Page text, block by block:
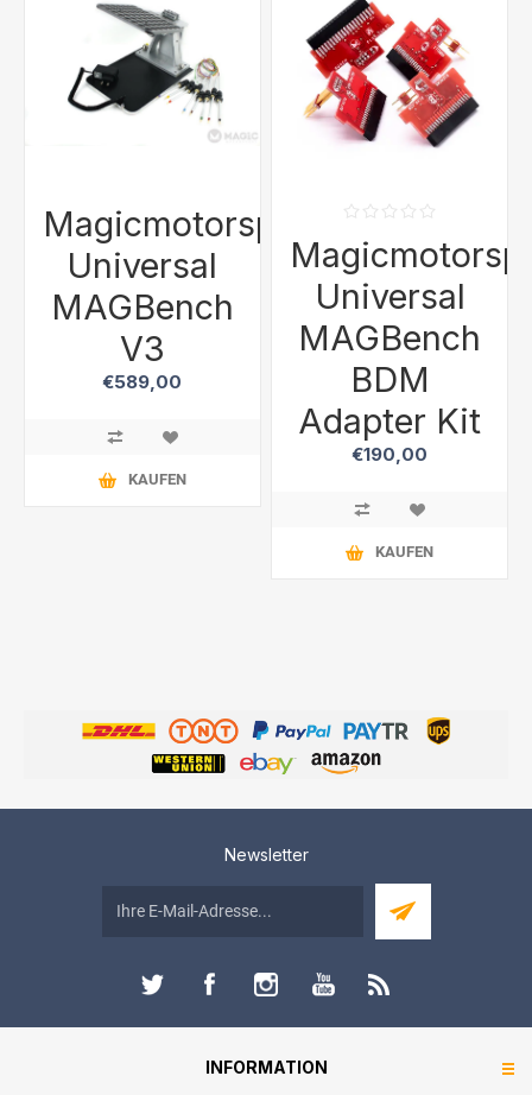
Magicmotorsport
Universal
MAGBench
V3
€589,00
KAUFEN
Universal
MAGBench
BDM
Adapter Kit
€190,00
KAUFEN
Newsletter
INFORMATION